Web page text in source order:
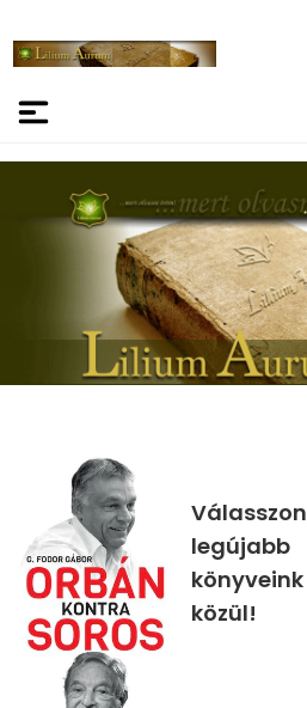
Válasszon
legújabb
könyveink
közül!